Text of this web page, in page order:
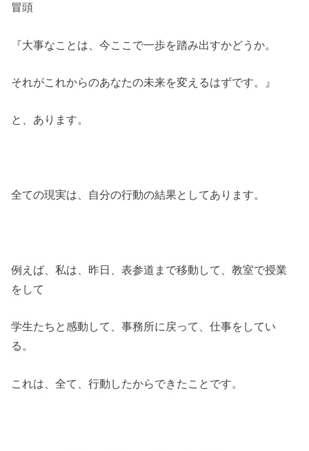
冒頭
『大事なことは、今ここで一歩を踏み出すかどうか。
それがこれからのあなたの未来を変えるはずです。』
と、あります。
全ての現実は、自分の行動の結果としてあります。
例えば、私は、昨日、表参道まで移動して、教室で授業
をして
学生たちと感動して、事務所に戻って、仕事をしてい
る。
これは、全て、行動したからできたことです。